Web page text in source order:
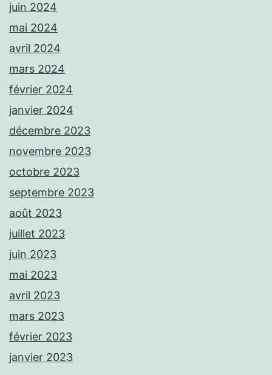
juin 2024
mai 2024
avril 2024
mars 2024
février 2024
janvier 2024
décembre 2023
novembre 2023
octobre 2023
septembre 2023
août 2023
juillet 2023
juin 2023
mai 2023
avril 2023
mars 2023
février 2023
janvier 2023